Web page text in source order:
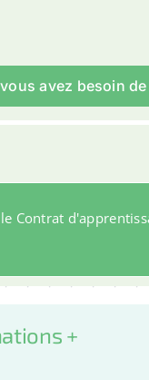
avez besoin
Contrat
+